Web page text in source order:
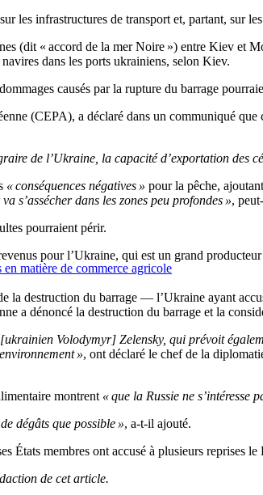
les infrastructures de transport et, partant, sur
(dit « accord de la mer Noire ») entre Kiev et
dans les ports ukrainiens, selon Kiev.
causés par la rupture du barrage
(CEPA), a déclaré dans un communiqué que
de l’Ukraine, la capacité d’exportation des
« conséquences négatives » pour la pêche,
s’assécher dans les zones peu profondes »,
pourraient périr.
matière de commerce agricole
pour l’Ukraine, qui est un grand
la destruction du barrage — l’Ukraine ayant
a dénoncé la destruction du barrage et la
Volodymyr] Zelensky, qui prévoit
», ont déclaré le chef de la
montrent « que la Russie ne s’intéresse
dégâts que possible », a-t-il ajouté.
États membres ont accusé à plusieurs reprises
de cet article.